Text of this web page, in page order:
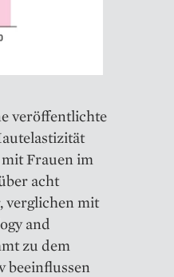
veröffentlichte
Frauen im
acht
verglichen mit
and
zu dem
beeinflussen